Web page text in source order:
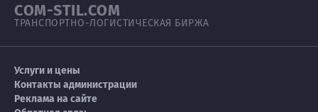
COM-STIL.COM
ТРАНСПОРТНО-ЛОГИСТИЧЕСКАЯ БИРЖА
Услуги и цены
Контакты администрации
Реклама на сайте